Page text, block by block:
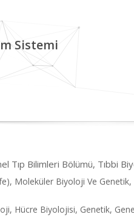
Sistemi
Tıp Bilimleri Bölümü, Tıbbi
Moleküler Biyoloji Ve
Hücre Biyolojisi, Genetik,